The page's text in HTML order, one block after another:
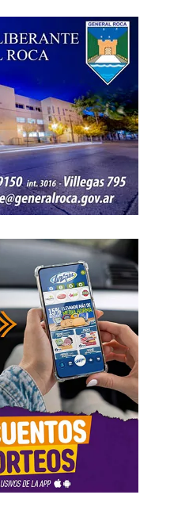
al progenitor.
certificación contable que
informó un promedio
determinado y consignó
de las empresas. El fallo
necesariamente la
que existían otras
acreditadas en la causa.
elemento. La cuenta
La sentencia tomó esos
análisis patrimonial, aunque
para establecer por sí solos
completaron el cuadro.
locales gastronómicos,
y nivel de vida. Otro
del progenitor con una
comercial.
la jueza señaló que
específica. También
en mejores condiciones